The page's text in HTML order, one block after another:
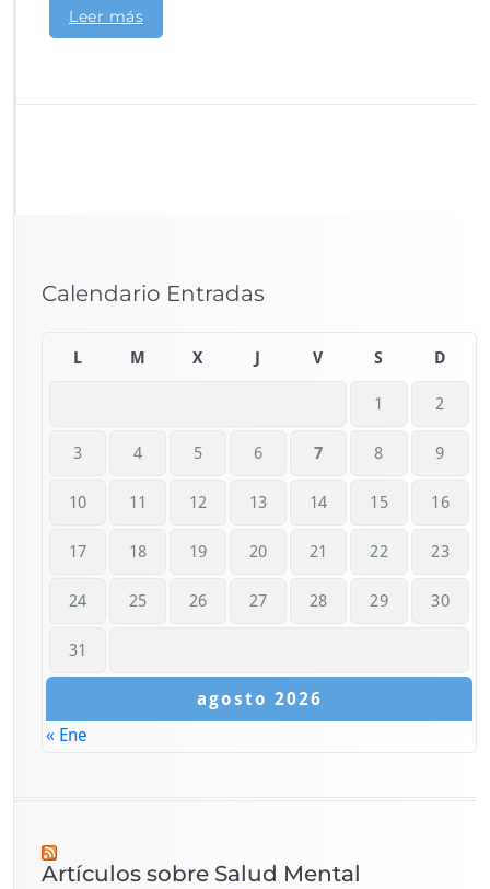
Leer más
Calendario Entradas
agosto 2026
L M X V S D
1 2
3 4 5 6 7 8 9
10 11 12 13 14 15 16
17 18 19 20 21 22 23
24 25 26 27 28 29 30
31
« Ene
Artículos sobre Salud Mental